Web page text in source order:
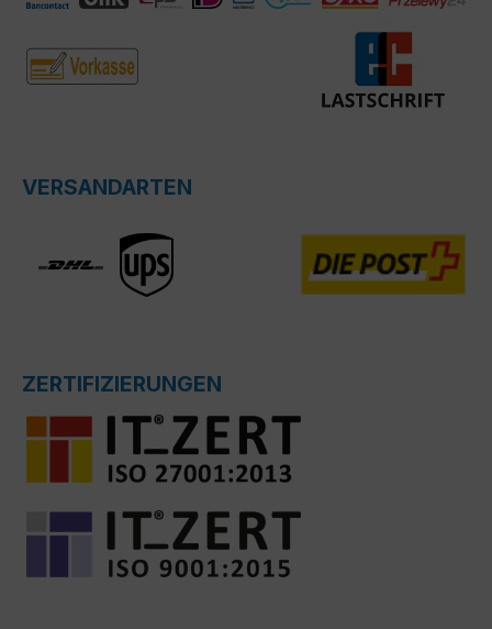
VERSANDARTEN
ZERTIFIZIERUNGEN